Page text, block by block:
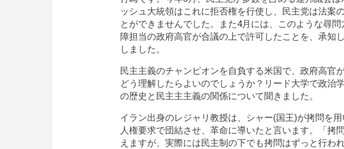
ッシュ大統領はこれに拒否権を行使し、民主党は法案
とができませんでした。また4月には、このような尋
障担当の政府高官が合議の上で許可したことを、承知
しました。
民主主義のチャンピオンを自負する米国で、政府高官
どう理解したらよいのでしょうか？リード大学で政治
の歴史と民主主主義の関係について聞きました。
イラン出身のレジャリ教授は、シャー(国王)が拷問を
人権要求で団結させ、革命に導いたと言います。「拷
えますが、実際には民主制の下でも拷問はずっと行わ